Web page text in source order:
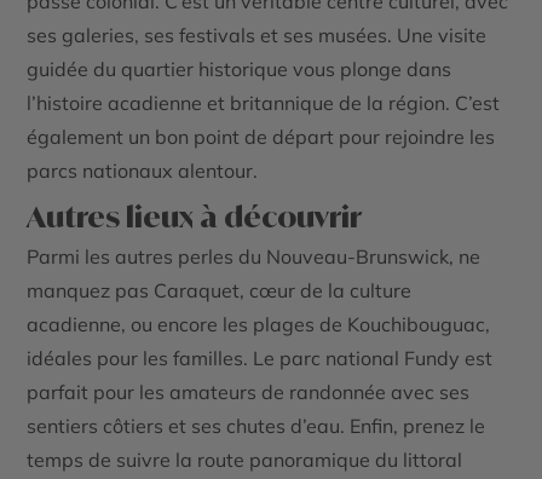
ses galeries, ses festivals et ses musées. Une visite
guidée du quartier historique vous plonge dans
l’histoire acadienne et britannique de la région. C’est
également un bon point de départ pour rejoindre les
parcs nationaux alentour.
Autres lieux à découvrir
Parmi les autres perles du Nouveau-Brunswick, ne
manquez pas Caraquet, cœur de la culture
acadienne, ou encore les plages de Kouchibouguac,
idéales pour les familles. Le parc national Fundy est
parfait pour les amateurs de randonnée avec ses
sentiers côtiers et ses chutes d’eau. Enfin, prenez le
temps de suivre la route panoramique du littoral